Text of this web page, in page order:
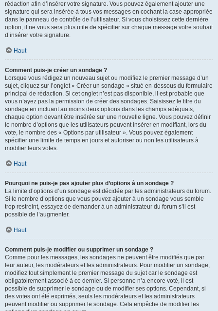
rédaction afin d’insérer votre signature. Vous pouvez également ajouter une
signature qui sera insérée à tous vos messages en cochant la case appropriée
dans le panneau de contrôle de l’utilisateur. Si vous choisissez cette dernière
option, il ne vous sera plus utile de spécifier sur chaque message votre souhait
d’insérer votre signature.
Haut
Comment puis-je créer un sondage ?
Lorsque vous rédigez un nouveau sujet ou modifiez le premier message d’un
sujet, cliquez sur l’onglet « Créer un sondage » situé en-dessous du formulaire
principal de rédaction. Si cet onglet n’est pas disponible, il est probable que
vous n’ayez pas la permission de créer des sondages. Saisissez le titre du
sondage en incluant au moins deux options dans les champs adéquats,
chaque option devant être insérée sur une nouvelle ligne. Vous pouvez définir
le nombre d’options que les utilisateurs peuvent insérer en modifiant, lors du
vote, le nombre des « Options par utilisateur ». Vous pouvez également
spécifier une limite de temps en jours et autoriser ou non les utilisateurs à
modifier leurs votes.
Haut
Pourquoi ne puis-je pas ajouter plus d’options à un sondage ?
La limite d’options d’un sondage est décidée par les administrateurs du forum.
Si le nombre d’options que vous pouvez ajouter à un sondage vous semble
trop restreint, essayez de demander à un administrateur du forum s’il est
possible de l’augmenter.
Haut
Comment puis-je modifier ou supprimer un sondage ?
Comme pour les messages, les sondages ne peuvent être modifiés que par
leur auteur, les modérateurs et les administrateurs. Pour modifier un sondage,
modifiez tout simplement le premier message du sujet car le sondage est
obligatoirement associé à ce dernier. Si personne n’a encore voté, il est
possible de supprimer le sondage ou de modifier ses options. Cependant, si
des votes ont été exprimés, seuls les modérateurs et les administrateurs
peuvent modifier ou supprimer le sondage. Cela empêche de modifier les